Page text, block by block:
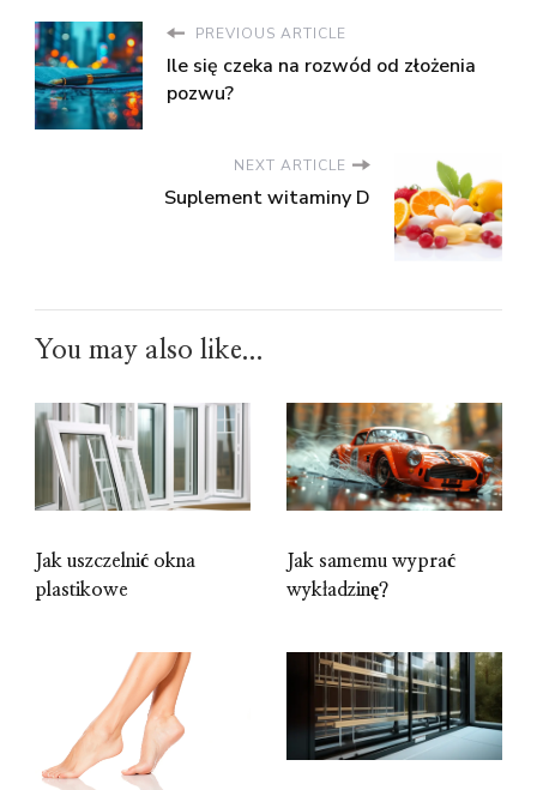
PREVIOUS ARTICLE
Ile się czeka na rozwód od złożenia
pozwu?
NEXT ARTICLE
Suplement witaminy D
You may also like...
Jak uszczelnić okna
plastikowe
Jak samemu wyprać
wykładzinę?